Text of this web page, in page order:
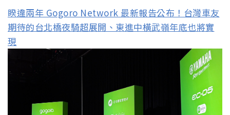
睽違兩年 Gogoro Network 最新報告公布！台灣車友
期待的台北橋夜騎超展開、東進中橫武嶺年底也將實
現